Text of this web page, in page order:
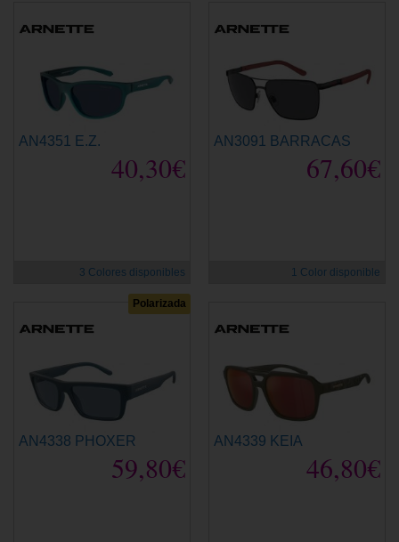
AN4351 E.Z.
40,30€
3 Colores disponibles
AN3091 BARRACAS
67,60€
1 Color disponible
Polarizada
AN4338 PHOXER
59,80€
AN4339 KEIA
46,80€